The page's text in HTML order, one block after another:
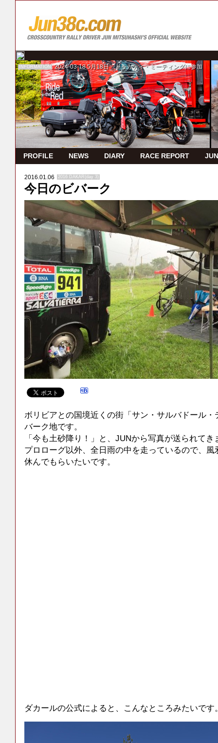
INFORMATION 2024-03-18 5月18日 ドゥカティ・ミーティングに参加
PROFILE NEWS DIARY RACE REPORT
2016.01.06 2016 DAKAR(day 3)
今日のビバーク
ボリビアとの国境近くの街「サン・サルバドール
バーク地です。
「今も土砂降り！」と、JUNから写真が送られてき
プロローグ以外、全日雨の中を走っているので、
休んでもらいたいです。
ダカールの公式によると、こんなところみたいです